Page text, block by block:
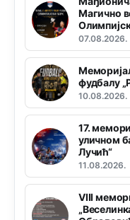
Магично
07.08.2026.
фудбалу
10.08.2026.
17.
уличном
Лучић“
11.08.2026.
VIII